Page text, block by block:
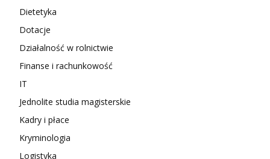
Dietetyka
Dotacje
Działalność w rolnictwie
Finanse i rachunkowość
IT
Jednolite studia magisterskie
Kadry i płace
Kryminologia
Logistyka